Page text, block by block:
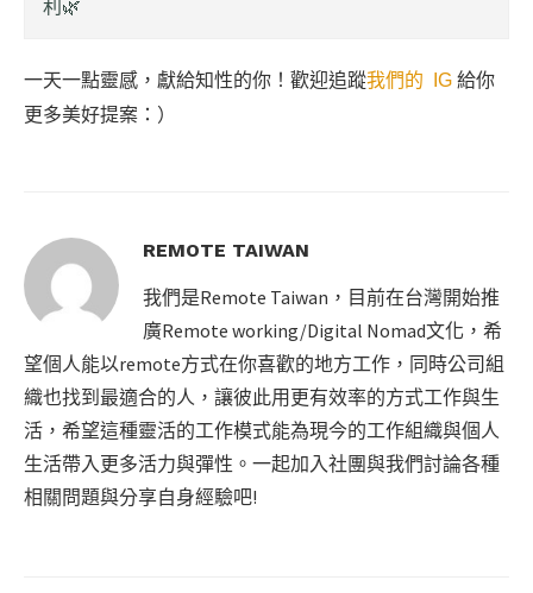
利🌿
一天一點靈感，獻給知性的你！歡迎追蹤我們的 IG 給你
更多美好提案：）
REMOTE TAIWAN
我們是Remote Taiwan，目前在台灣開始推
廣Remote working/Digital Nomad文化，希
望個人能以remote方式在你喜歡的地方工作，同時公司組
織也找到最適合的人，讓彼此用更有效率的方式工作與生
活，希望這種靈活的工作模式能為現今的工作組織與個人
生活帶入更多活力與彈性。一起加入社團與我們討論各種
相關問題與分享自身經驗吧!